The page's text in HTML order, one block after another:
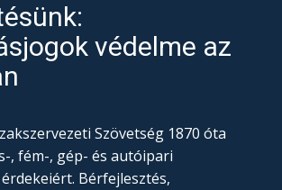
védelme az
Szövetség 1870 óta
, fém-, gép- és autóipari
Bérfejlesztés,